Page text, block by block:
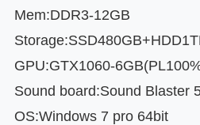
Mem:DDR3-12GB
GPU:GTX1060-
Sound board:Sound Blaster
OS:Windows 7 pro 64bit